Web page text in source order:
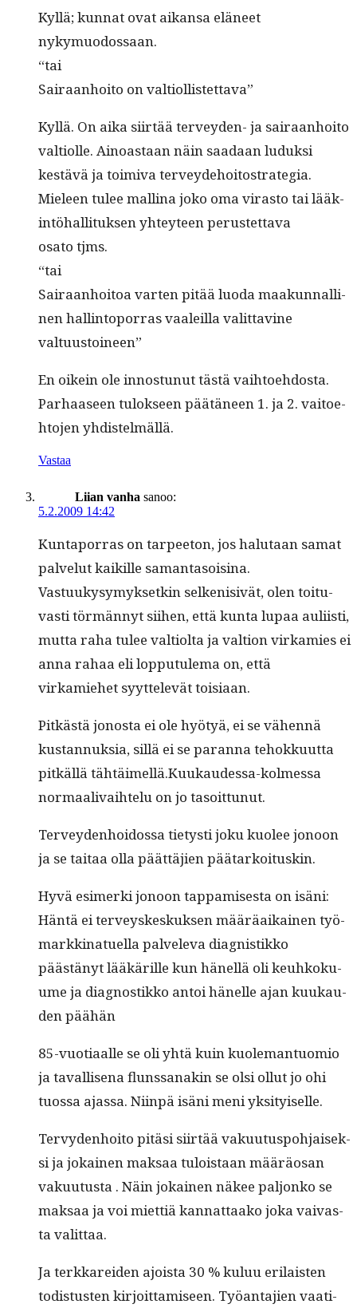
Kyl­lä; kun­nat ovat aikansa eläneet
nykymuodossaan.
“tai
Sairaan­hoito on valtiollistettava”
Kyl­lä. On aika siirtää ter­vey­den- ja sairaan­hoito
val­ti­olle. Ain­oas­taan näin saadaan luduk­si
kestävä ja toimi­va terveydehoitostrategia.
Mieleen tulee mal­li­na joko oma viras­to tai lääk­
in­töhal­li­tuk­sen yhtey­teen perustet­ta­va
osato tjms.
“tai
Sairaan­hoitoa varten pitää luo­da maakun­nalli­
nen hallinto­por­ras vaaleil­la valit­tavine
valtuustoineen”
En oikein ole innos­tunut tästä vai­h­toe­hdos­ta.
Parhaaseen tulok­seen päätäneen 1. ja 2. vaitoe­
hto­jen yhdistelmällä.
Vastaa
Liian vanha sanoo:
5.2.2009 14:42
Kun­ta­por­ras on tarpee­ton, jos halu­taan samat
palve­lut kaikille samantasoisina.
Vas­tuukysymyk­setkin selkeni­sivät, olen toitu­
vasti tör­män­nyt siihen, että kun­ta lupaa auli­isti,
mut­ta raha tulee val­ti­ol­ta ja val­tion virkamies ei
anna rahaa eli lop­putule­ma on, että
virkamiehet syyt­televät toisiaan.
Pitkästä jonos­ta ei ole hyö­tyä, ei se vähen­nä
kus­tan­nuk­sia, sil­lä ei se paran­na tehokku­ut­ta
pitkäl­lä tähtäimellä.Kuukaudessa-kolmessa
nor­maali­vai­htelu on jo tasoittunut.
Ter­vey­den­hoi­dos­sa tietysti joku kuolee jonoon
ja se taitaa olla päät­täjien päätarkoituskin.
Hyvä esimer­ki jonoon tap­pamis­es­ta on isäni:
Hän­tä ei ter­veyskeskuk­sen määräaikainen työ­
markki­nat­uel­la palvel­e­va diag­nis­tikko
päästänyt lääkärille kun hänel­lä oli keuhkoku­
ume ja diag­nos­tikko antoi hänelle ajan kuukau­
den päähän
85-vuo­ti­aalle se oli yhtä kuin kuole­man­tuomio
ja taval­lise­na flun­ssanakin se olsi ollut jo ohi
tuos­sa ajas­sa. Niin­pä isäni meni yksityiselle.
Ter­vy­den­hoito pitäsi siirtää vaku­u­tus­po­h­jaisek­
si ja jokainen mak­saa tulois­taan määräosan
vaku­u­tus­ta . Näin jokainen näkee paljonko se
mak­saa ja voi miet­tiä kan­nat­taako joka vaivas­
ta valittaa.
Ja terkkarei­den ajoista 30 % kuluu eri­lais­ten
todis­tusten kir­joit­tamiseen. Työan­ta­jien vaa­ti­